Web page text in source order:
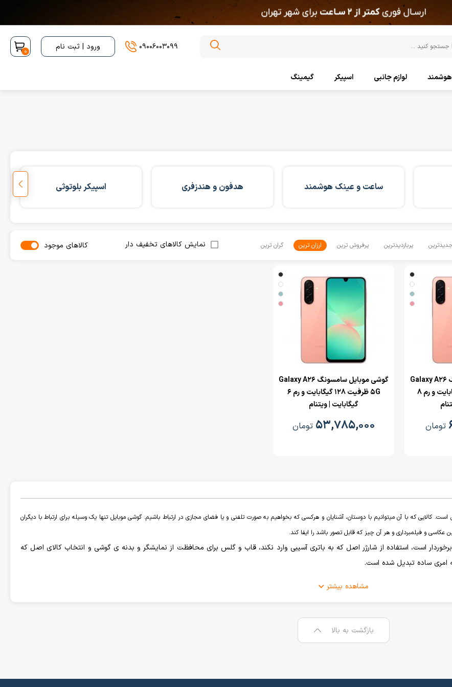
09006003099 ورود | ثبت نام 0
لوازم جانبی اسپیکر گیمینگ
ساعت و عینک هوشمند هدفون و هندزفری اسپیکر بلوتوثی
جدیدترین پربازدیدترین پرفروش ترین ارزان ترین گران ترین نمایش کالاهای تخفیف دار کالاهای موجود
‌گوشی موبایل سامسونگ Galaxy A26
5G ظرفیت 256 گیگابایت و رم 8
تومان
‌گوشی موبایل سامسونگ Galaxy A26
5G ظرفیت 128 گیگابایت و رم 6
گیگابایت | ویتنام
۵۳,۷۸۵,۰۰۰ تومان
کالایی که با آن میتوانیم با دوستان، آشنایان و هرکسی که بخواهیم به صورت تلفنی و یا فضای مجازی در ارتباط باشیم. گوشی موبایل تنها یک وسیله برای ارتباط با دیگران
و فیلمبرداری و هر آن چیز که قابل تصور باشد را ایفا کند.
است، استفاده از شارژر اصل که به باتری آسیبی وارد نکند، قاب و گلس برای محافظت از نمایشگر و بدنه ی گوشی و انتخاب کالای اصل که
امری ساده تبدیل شده است.
ولی بعد از گذشت چندین سال از تولید اولین گوشی موبایل هوشمند شرکت های زیادی دست به تولید و عرضه گوشی موبایل با امکانات زیاد و
گوشی موبایل، میتوان به کمپانیسامسونگ،اپلوشیائومی
مشاهده بیشتر
بازگشت به بالا